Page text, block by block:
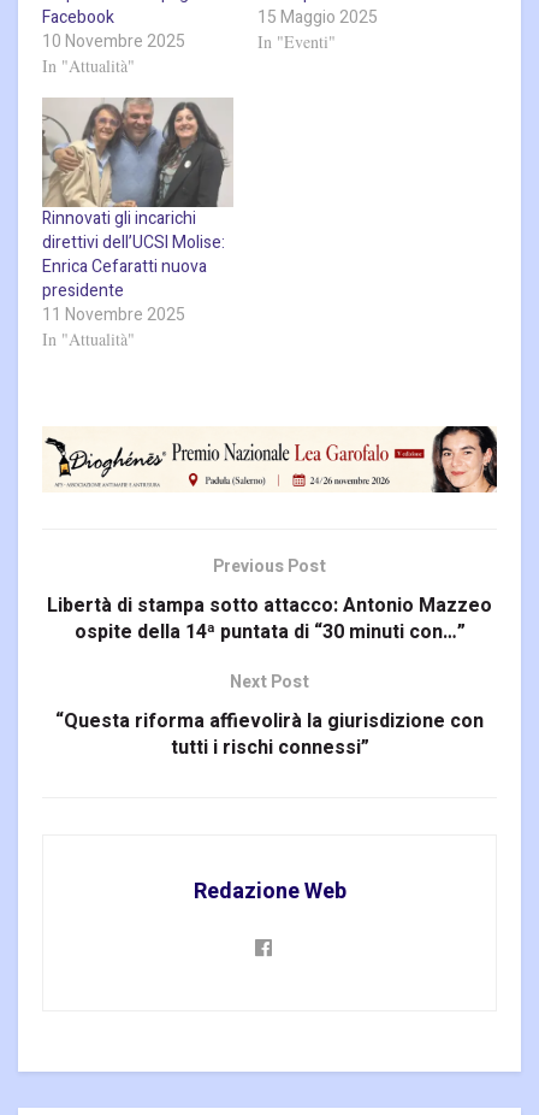
Facebook
10 Novembre 2025
In "Attualità"
15 Maggio 2025
In "Eventi"
Rinnovati gli incarichi
direttivi dell’UCSI Molise:
Enrica Cefaratti nuova
presidente
11 Novembre 2025
In "Attualità"
Previous Post
Libertà di stampa sotto attacco: Antonio Mazzeo
ospite della 14ª puntata di “30 minuti con…”
Next Post
“Questa riforma affievolirà la giurisdizione con
tutti i rischi connessi”
Redazione Web